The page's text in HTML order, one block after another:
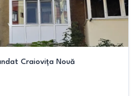
Craiovița Nouă